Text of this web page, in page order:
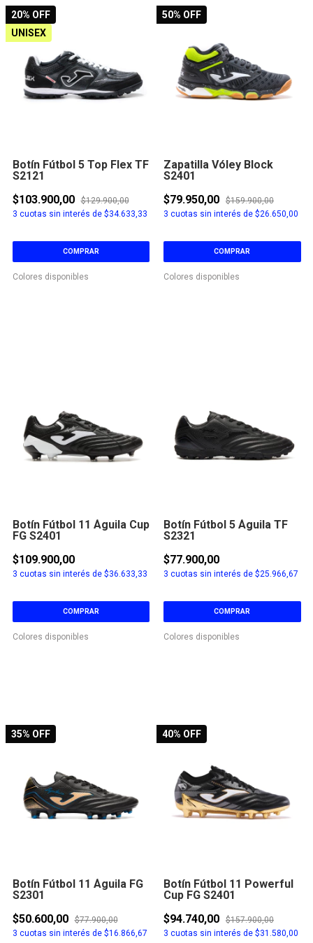
20% OFF
UNISEX
Botín Fútbol 5 Top Flex TF
S2121
$103.900,00
$129.900,00
3 cuotas sin interés de $34.633,33
COMPRAR
Colores disponibles
50% OFF
Zapatilla Vóley Block
S2401
$79.950,00
$159.900,00
3 cuotas sin interés de $26.650,00
COMPRAR
Colores disponibles
Botín Fútbol 11 Águila Cup
FG S2401
$109.900,00
3 cuotas sin interés de $36.633,33
COMPRAR
Colores disponibles
Botín Fútbol 5 Águila TF
S2321
$77.900,00
3 cuotas sin interés de $25.966,67
COMPRAR
Colores disponibles
35% OFF
Botín Fútbol 11 Águila FG
S2301
$50.600,00
$77.900,00
3 cuotas sin interés de $16.866,67
40% OFF
Botín Fútbol 11 Powerful
Cup FG S2401
$94.740,00
$157.900,00
3 cuotas sin interés de $31.580,00